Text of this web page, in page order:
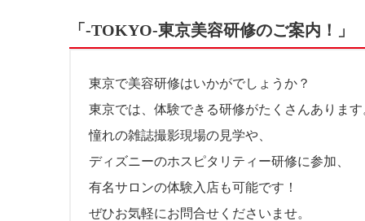
「-TOKYO-東京美容研修のご案内！」
東京で美容研修はいかがでしょうか？
東京では、体験できる研修がたくさんあります
憧れの雑誌撮影現場の見学や、
ディズニーのホスピタリティー研修に参加、
有名サロンの体験入店も可能です！
ぜひお気軽にお問合せくださいませ。